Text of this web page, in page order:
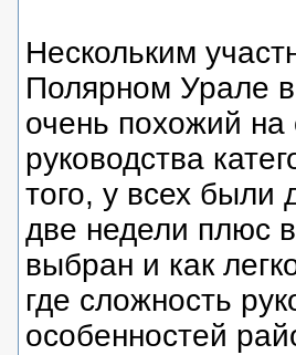
Нескольким
Полярном Урале
очень похожий
руководства
того, у всех были
две недели плюс
выбран и как
где сложность
особенностей